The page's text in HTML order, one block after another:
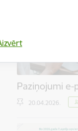
Paziņojumi
20.04.2026.